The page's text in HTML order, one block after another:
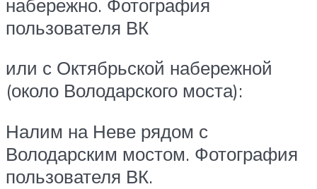
набережно. Фотография
пользователя ВК
или с Октябрьской набережной
(около Володарского моста):
Налим на Неве рядом с
Володарским мостом. Фотография
пользователя ВК.